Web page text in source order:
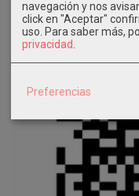
navegación y nos
click en "Aceptar"
uso. Para saber más,
privacidad
Preferencias